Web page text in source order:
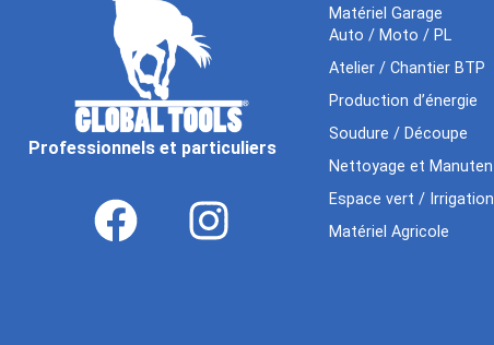
Professionnels et particuliers
Matériel Garage
Auto / Moto / PL
Atelier / Chantier BTP
Production d’énergie
Soudure / Découpe
Nettoyage et
Espace vert / Irrigation
Matériel Agricole